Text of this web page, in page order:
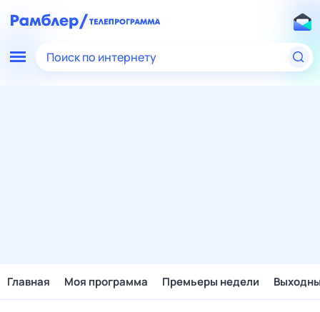
Поиск по интернету
Главная Моя программа Премьеры недели